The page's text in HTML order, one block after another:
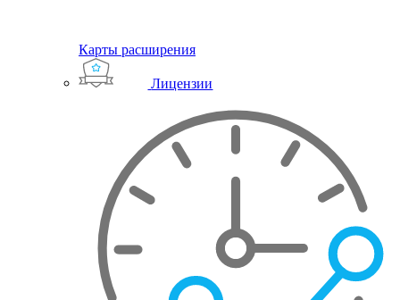
Карты расширения
Лицензии